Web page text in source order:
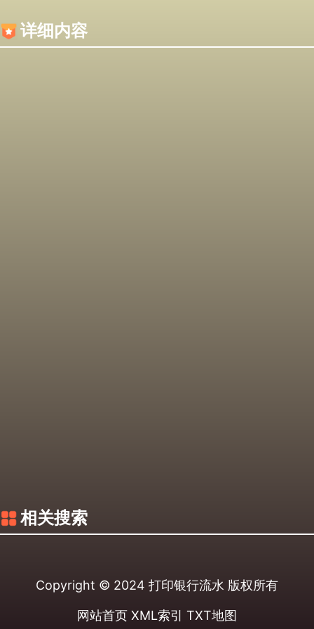
详细内容
相关搜索
Copyright © 2024 打印银行流水 版权所有
网站首页 XML索引 TXT地图